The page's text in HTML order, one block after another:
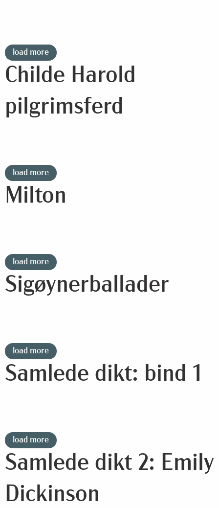
load more
Childe Harold
pilgrimsferd
load more
Milton
load more
Sigøynerballader
load more
Samlede dikt: bind 1
load more
Samlede dikt 2: Emily
Dickinson